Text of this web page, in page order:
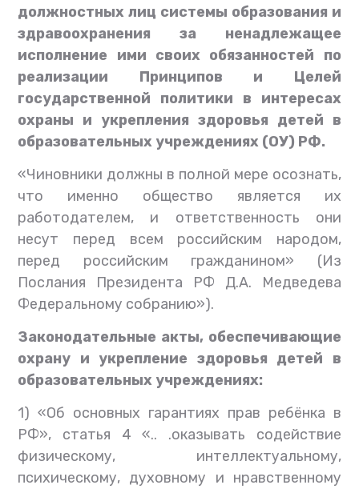
должностных лиц системы образования и
здравоохранения за ненадлежащее
исполнение ими своих обязанностей по
реализации Принципов и Целей
государственной политики в интересах
охраны и укрепления здоровья детей в
образовательных учреждениях (ОУ) РФ.
«Чиновники должны в полной мере осознать,
что именно общество является их
работодателем, и ответственность они
несут перед всем российским народом,
перед российским гражданином» (Из
Послания Президента РФ Д.А. Медведева
Федеральному собранию»).
Законодательные акты, обеспечивающие
охрану и укрепление здоровья детей в
образовательных учреждениях:
1) «Об основных гарантиях прав ребёнка в
РФ», статья 4 «.. .оказывать содействие
физическому, интеллектуальному,
психическому, духовному и нравственному